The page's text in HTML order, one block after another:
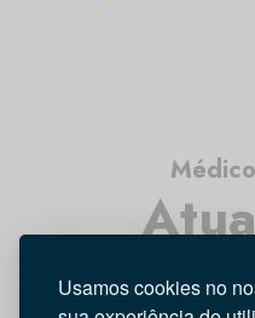
Usamos cookies no
Investigação